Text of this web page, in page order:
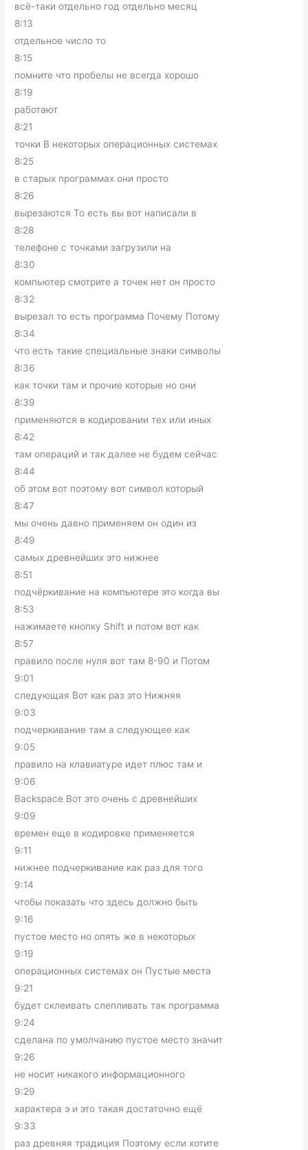
всё-таки отдельно год отдельно месяц
8:13
отдельное число то
8:15
помните что пробелы не всегда хорошо
8:19
работают
8:21
точки В некоторых операционных системах
8:25
в старых программах они просто
8:26
вырезаются То есть вы вот написали в
8:28
телефоне с точками загрузили на
8:30
компьютер смотрите а точек нет он просто
8:32
вырезал то есть программа Почему Потому
8:34
что есть такие специальные знаки символы
8:36
как точки там и прочие которые но они
8:39
применяются в кодировании тех или иных
8:42
там операций и так далее не будем сейчас
8:44
об этом вот поэтому вот символ который
8:47
мы очень давно применяем он один из
8:49
самых древнейших это нижнее
8:51
подчёркивание на компьютере это когда вы
8:53
нажимаете кнопку Shift и потом вот как
8:57
правило после нуля вот там 8-90 и Потом
9:01
следующая Вот как раз это Нижняя
9:03
подчеркивание там а следующее как
9:05
правило на клавиатуре идет плюс там и
9:06
Backspace Вот это очень с древнейших
9:09
времен еще в кодировке применяется
9:11
нижнее подчеркивание как раз для того
9:14
чтобы показать что здесь должно быть
9:16
пустое место но опять же в некоторых
9:19
операционных системах он Пустые места
9:21
будет склеивать слепливать так программа
9:24
сделана по умолчанию пустое место значит
9:26
не носит никакого информационного
9:29
характера э и это такая достаточно ещё
9:33
раз древняя традиция Поэтому если хотите